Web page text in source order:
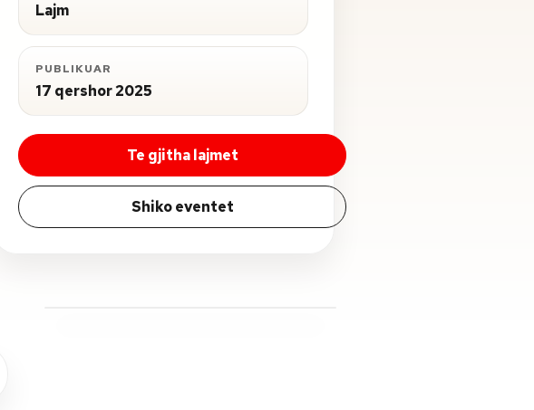
Lajm
PUBLIKUAR
17 qershor 2025
Te gjitha lajmet
Shiko eventet